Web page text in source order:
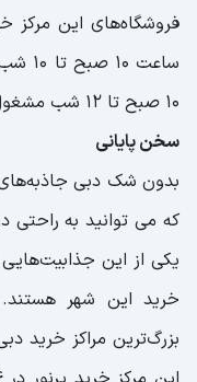
فروشگاه‌های این مرکز
۱۰ صبح تا 12 شب مشغول به فعالیت هستند.
سخن پایانی
بدون شک دبی
که می توانید به راحتی
یکی از این
خرید این شهر
بزرگ‌ترین مراکز خرید